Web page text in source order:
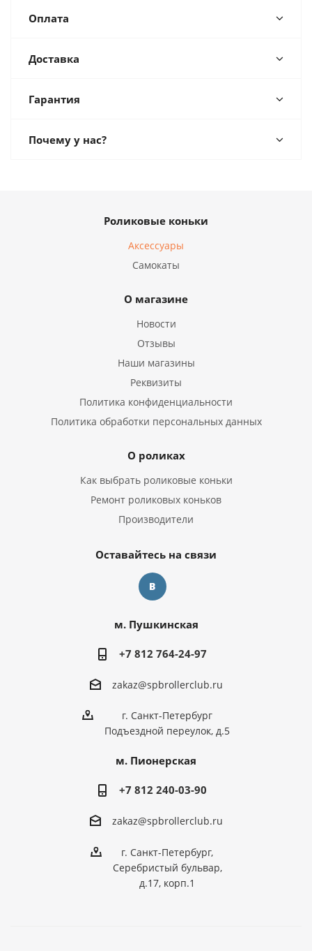
Оплата
Доставка
Гарантия
Почему у нас?
Роликовые коньки
Аксессуары
Самокаты
О магазине
Новости
Отзывы
Наши магазины
Реквизиты
Политика конфиденциальности
Политика обработки персональных данных
О роликах
Как выбрать роликовые коньки
Ремонт роликовых коньков
Производители
Оставайтесь на связи
м. Пушкинская
+7 812 764-24-97
zakaz@spbrollerclub.ru
г. Санкт-Петербург
Подъездной переулок, д.5
м. Пионерская
+7 812 240-03-90
zakaz@spbrollerclub.ru
г. Санкт-Петербург,
Серебристый бульвар,
д.17, корп.1